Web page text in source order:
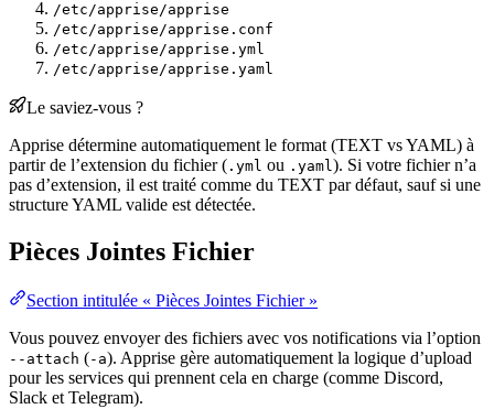
/etc/apprise/apprise
/etc/apprise/apprise.conf
/etc/apprise/apprise.yml
/etc/apprise/apprise.yaml
Le saviez-vous ?
Apprise détermine automatiquement le format (TEXT vs YAML) à
partir de l’extension du fichier ( .yml ou .yaml). Si votre fichier n’a
pas d’extension, il est traité comme du TEXT par défaut, sauf si une
structure YAML valide est détectée.
Pièces Jointes Fichier
Section intitulée « Pièces Jointes Fichier »
Vous pouvez envoyer des fichiers avec vos notifications via l’option
--attach (-a). Apprise gère automatiquement la logique d’upload
pour les services qui prennent cela en charge (comme Discord,
Slack et Telegram).